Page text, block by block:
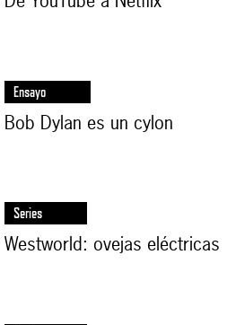
Ensayo
Bob Dylan es un cylon
Series
Westworld: ovejas eléctricas